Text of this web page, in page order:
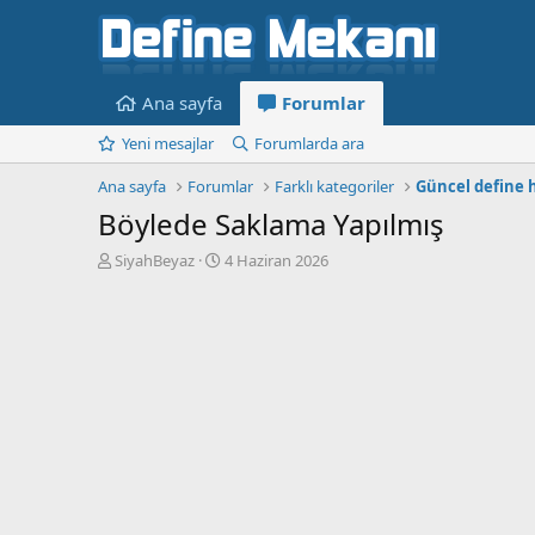
Ana sayfa Forumlar
Yeni mesajlar
Forumlarda ara
Ana sayfa
Forumlar Farklı kategoriler Güncel define
Böylede Saklama Yapılmış
K
SiyahBeyaz
B
4 Haziran 2026